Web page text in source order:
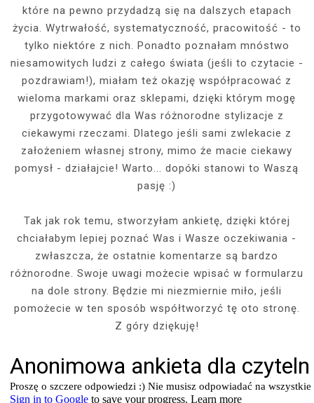
które na pewno przydadzą się na dalszych etapach
życia. Wytrwałość, systematyczność, pracowitość - to
tylko niektóre z nich. Ponadto poznałam mnóstwo
niesamowitych ludzi z całego świata (jeśli to czytacie -
pozdrawiam!), miałam też okazję współpracować z
wieloma markami oraz sklepami, dzięki którym mogę
przygotowywać dla Was różnorodne stylizacje z
ciekawymi rzeczami. Dlatego jeśli sami zwlekacie z
założeniem własnej strony, mimo że macie ciekawy
pomysł - działajcie! Warto... dopóki stanowi to Waszą
pasję :)
Tak jak rok temu, stworzyłam ankietę, dzięki której
chciałabym lepiej poznać Was i Wasze oczekiwania -
zwłaszcza, że ostatnie komentarze są bardzo
różnorodne. Swoje uwagi możecie wpisać w formularzu
na dole strony. Będzie mi niezmiernie miło, jeśli
pomożecie w ten sposób współtworzyć tę oto stronę.
Z góry dziękuję!